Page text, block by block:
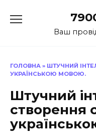
до
Ваш
ГОЛОВНА » ШТУЧНИЙ
УКРАЇНСЬКОЮ МОВОЮ.
Штучний
створення